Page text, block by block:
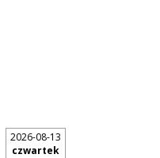
2026-08-13
czwartek